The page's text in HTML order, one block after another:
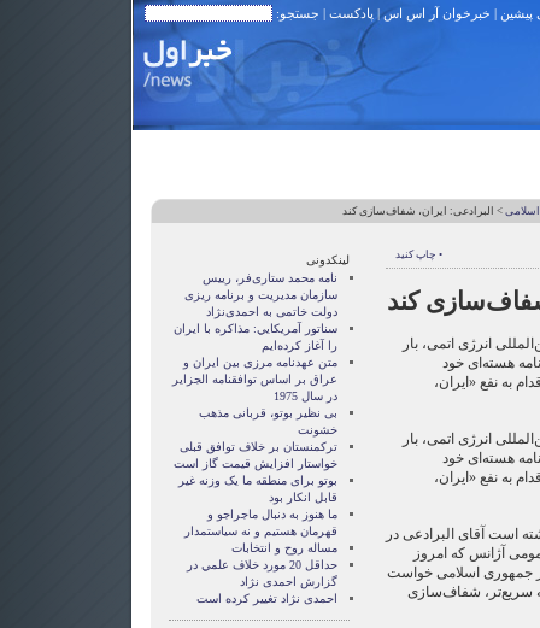
پیشین | خبرخوان آر اس اس| پادکست | جستجو:
> البرادعی: ایران، شفاف‌سازی کند
• چاپ کنید
کند
انرژی اتمی، بار
هسته‌ای خود
به نفع «ایران،
انرژی اتمی، بار
هسته‌ای خود
به نفع «ایران،
است آقای البرادعی در
آژانس که امروز
از جمهوری اسلامی خواست
سریع‌تر، شفاف‌سازی
لینکدونی
نامه محمد ستاری‌فر، رییس
سازمان مدیریت و برنامه ریزی
دولت خاتمی به احمدی‌نژاد
سناتور آمريکايي: مذاکره با ايران
را آغاز کرده‌ايم
متن عهدنامه مرزى بين ايران و
عراق بر اساس توافقنامه الجزاير
در سال 1975
بی نظیر بوتو، قربانی مذهب
خشونت
ترکمنستان بر خلاف توافق قبلی
خواستار افزایش قیمت گاز است
بوتو برای منطقه ما یک وزنه غیر
قابل انکار بود
ما هنوز به دنبال ماجراجو و
قهرمان هستيم و نه سياستمدار
مساله روح و انتخابات
حداقل 20 مورد خلاف علمي در
گزارش احمدی نژاد
احمدی نژاد تغییر کرده است